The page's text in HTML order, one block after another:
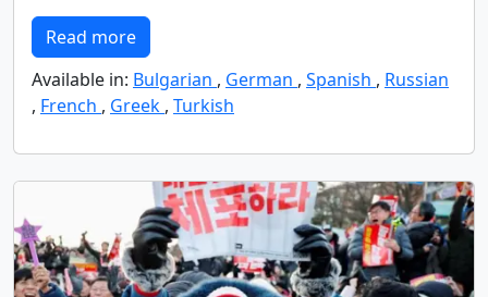
Read more
Available in: Bulgarian , German , Spanish , Russian
, French , Greek , Turkish